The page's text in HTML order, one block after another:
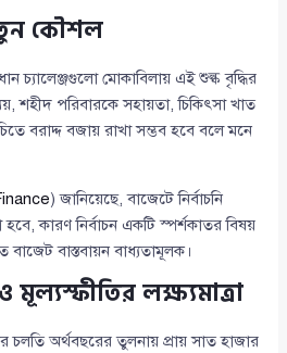
কৌশল
চ্যালেঞ্জগুলো মোকাবিলায় এই শুল্ক বৃদ্ধির
শহীদ পরিবারকে সহায়তা, চিকিৎসা খাত
বরাদ্দ বজায় রাখা সম্ভব হবে বলে মনে
) জানিয়েছে, বাজেটে নির্বাচনি
হবে, কারণ নির্বাচন একটি স্পর্শকাতর বিষয়
বাজেট বাস্তবায়ন বাধ্যতামূলক।
লক্ষ্যমাত্রা
অর্থবছরের তুলনায় প্রায় সাত হাজার